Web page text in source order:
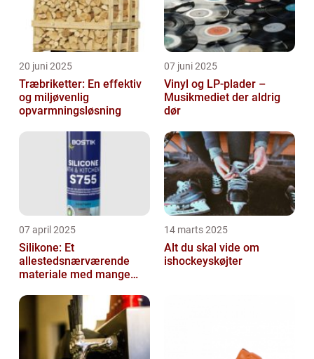
20 juni 2025
Træbriketter: En effektiv
og miljøvenlig
opvarmningsløsning
07 juni 2025
Vinyl og LP-plader –
Musikmediet der aldrig
dør
07 april 2025
Silikone: Et
allestedsnærværende
materiale med mange
14 marts 2025
Alt du skal vide om
ishockeyskøjter